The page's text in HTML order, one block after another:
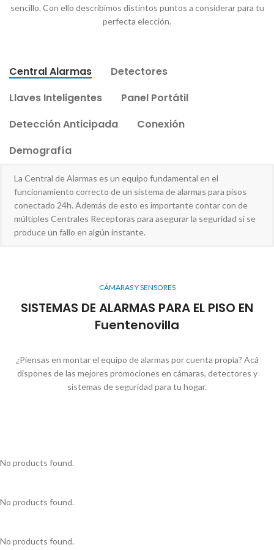
sencillo. Con ello describimos distintos puntos a considerar para tu
perfecta elección.
Central Alarmas
Detectores
Llaves Inteligentes
Panel Portátil
Detección Anticipada
Conexión
Demografía
La Central de Alarmas es un equipo fundamental en el
funcionamiento correcto de un sistema de alarmas para pisos
conectado 24h. Además de esto es importante contar con de
múltiples Centrales Receptoras para asegurar la seguridad si se
produce un fallo en algún instante.
CÁMARAS Y SENSORES
SISTEMAS DE ALARMAS PARA EL PISO EN
Fuentenovilla
¿Piensas en montar el equipo de alarmas por cuenta propia? Acá
dispones de las mejores promociones en cámaras, detectores y
sistemas de seguridad para tu hogar.
No products found.
No products found.
No products found.